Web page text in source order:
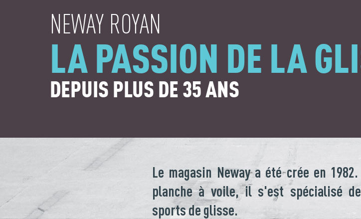
NEWAY ROYAN
LA PASSION DE LA
DEPUIS PLUS DE 35 ANS
Le magasin Neway a été crée en
planche à voile, il s'est spécialisé
sports de glisse.